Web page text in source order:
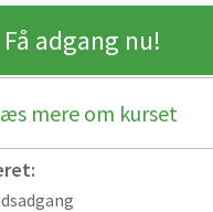
Få adgang nu!
mere om kurset
02:16
23:03